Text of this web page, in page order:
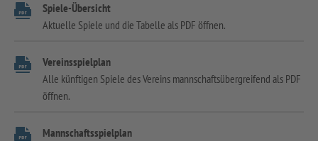
Spiele-Übersicht
Aktuelle Spiele und die Tabelle als PDF öffnen.
Vereinsspielplan
Alle künftigen Spiele des Vereins mannschaftsübergreifend als PDF
öffnen.
Mannschaftsspielplan